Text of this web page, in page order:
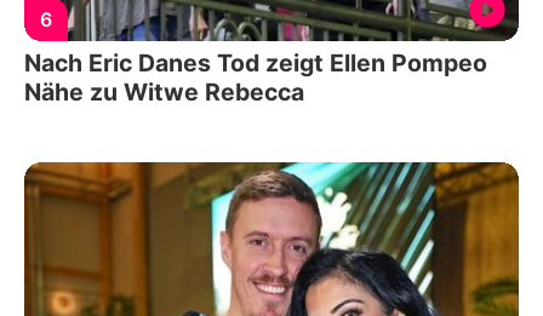
6
Nach Eric Danes Tod zeigt Ellen Pompeo
Nähe zu Witwe Rebecca